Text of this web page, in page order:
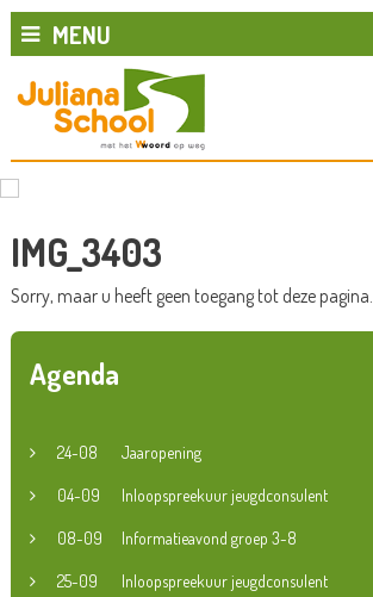
MENU
IMG_3403
Sorry, maar u heeft geen toegang tot deze pagina.
Agenda
24-08 Jaaropening
04-09 Inloopspreekuur jeugdconsulent
08-09 Informatieavond groep 3-8
25-09 Inloopspreekuur jeugdconsulent